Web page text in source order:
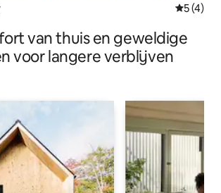
5 (4)
van thuis en geweldige
voor langere verblijven